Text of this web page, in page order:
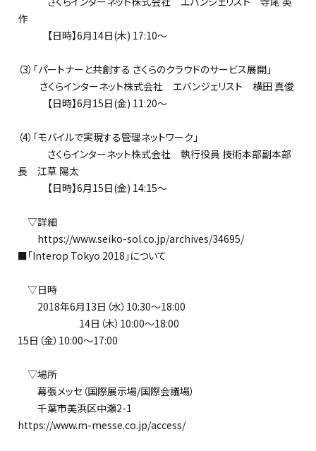
作
【日時】6月14日(木) 17:10～
（3）「パートナーと共創する さくらのクラウドのサービス展開」
さくらインターネット株式会社 エバンジェリスト 横田 真俊
【日時】6月15日(金) 11:20～
（4）「モバイルで実現する管理ネットワーク」
さくらインターネット株式会社 執行役員 技術本部副本部
長 江草 陽太
【日時】6月15日(金) 14:15～
▽詳細
https://www.seiko-sol.co.jp/archives/34695/
■「Interop Tokyo 2018」について
▽日時
2018年6月13日（水）10:30～18:00
14日（木）10:00～18:00
15日（金）10:00～17:00
▽場所
幕張メッセ（国際展示場/国際会議場）
千葉市美浜区中瀬2-1
https://www.m-messe.co.jp/access/